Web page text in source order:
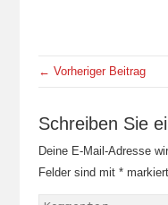
← Vorheriger Beitrag
Schreiben Sie
Deine E-Mail-Adresse
Felder sind mit *markiert